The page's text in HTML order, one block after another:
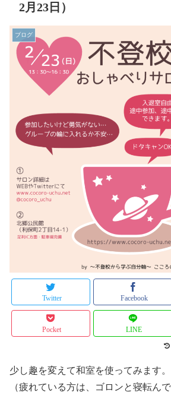
2月23日）
ブログ
Twitter Facebook
Pocket LINE
少し趣を変えて和室を使ってみます。
（疲れている方は、ゴロンと寝転んで